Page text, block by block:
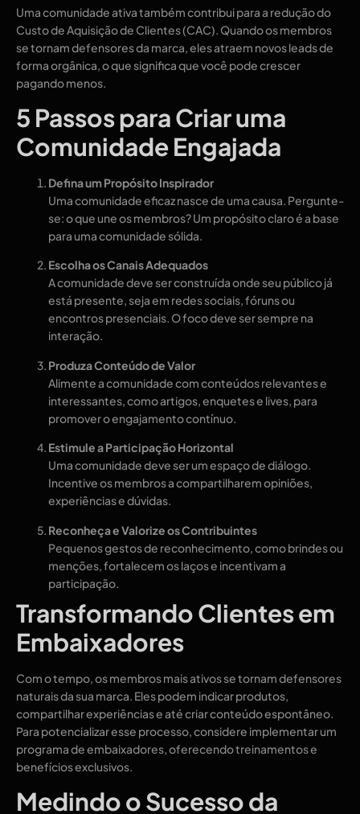
Uma comunidade ativa também contribui para a redução do
Custo de Aquisição de Clientes (CAC). Quando os membros
se tornam defensores da marca, eles atraem novos leads de
forma orgânica, o que significa que você pode crescer
pagando menos.
5 Passos para Criar uma
Comunidade Engajada
Defina um Propósito Inspirador
Uma comunidade eficaz nasce de uma causa. Pergunte-
se: o que une os membros? Um propósito claro é a base
para uma comunidade sólida.
Escolha os Canais Adequados
A comunidade deve ser construída onde seu público já
está presente, seja em redes sociais, fóruns ou
encontros presenciais. O foco deve ser sempre na
interação.
Produza Conteúdo de Valor
Alimente a comunidade com conteúdos relevantes e
interessantes, como artigos, enquetes e lives, para
promover o engajamento contínuo.
Estimule a Participação Horizontal
Uma comunidade deve ser um espaço de diálogo.
Incentive os membros a compartilharem opiniões,
experiências e dúvidas.
Reconheça e Valorize os Contribuintes
Pequenos gestos de reconhecimento, como brindes ou
menções, fortalecem os laços e incentivam a
participação.
Transformando Clientes em
Embaixadores
Com o tempo, os membros mais ativos se tornam defensores
naturais da sua marca. Eles podem indicar produtos,
compartilhar experiências e até criar conteúdo espontâneo.
Para potencializar esse processo, considere implementar um
programa de embaixadores, oferecendo treinamentos e
benefícios exclusivos.
Medindo o Sucesso da